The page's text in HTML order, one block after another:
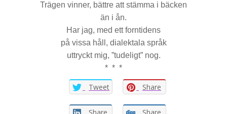
Trägen vinner, bättre att stämma i bäcken
än i ån.
Har jag, med ett forntidens
på vissa håll, dialektala språk
uttryckt mig, ”tudeligt” nog.
* * *
Tweet Share